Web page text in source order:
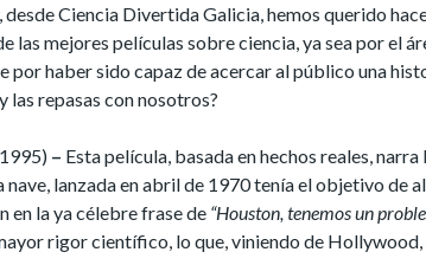
desde Ciencia Divertida Galicia, hemos querido
las mejores películas sobre ciencia, ya sea por el
por haber sido capaz de acercar al público una
las repasas con nosotros?
– Esta película, basada en hechos reales,
nave, lanzada en abril de 1970 tenía el objetivo de
en la ya célebre frase de “Houston, tenemos un
rigor científico, lo que, viniendo de Hollywood,